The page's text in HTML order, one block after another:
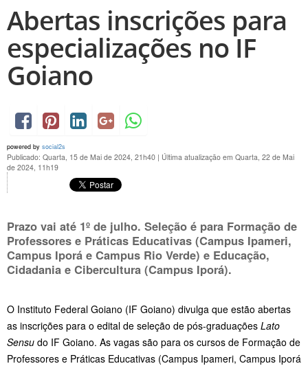
Abertas inscrições para
especializações no IF
Goiano
powered by social2s
Publicado: Quarta, 15 de Mai de 2024, 21h40 | Última atualização em Quarta, 22 de Mai
de 2024, 11h19
Prazo vai até 1º de julho. Seleção é para Formação de
Professores e Práticas Educativas (Campus Ipameri,
Campus Iporá e Campus Rio Verde) e Educação,
Cidadania e Cibercultura (Campus Iporá).
O Instituto Federal Goiano (IF Goiano) divulga que estão abertas
as inscrições para o edital de seleção de pós-graduações Lato
Sensu do IF Goiano. As vagas são para os cursos de Formação de
Professores e Práticas Educativas (Campus Ipameri, Campus Iporá